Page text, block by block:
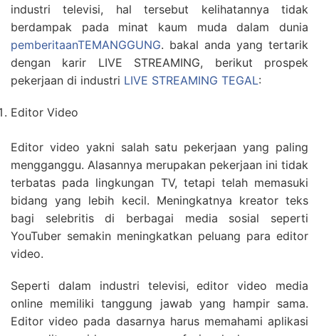
industri televisi, hal tersebut kelihatannya tidak
berdampak pada minat kaum muda dalam dunia
pemberitaanTEMANGGUNG. bakal anda yang tertarik
dengan karir LIVE STREAMING, berikut prospek
pekerjaan di industri LIVE STREAMING TEGAL:
Editor Video
Editor video yakni salah satu pekerjaan yang paling
mengganggu. Alasannya merupakan pekerjaan ini tidak
terbatas pada lingkungan TV, tetapi telah memasuki
bidang yang lebih kecil. Meningkatnya kreator teks
bagi selebritis di berbagai media sosial seperti
YouTuber semakin meningkatkan peluang para editor
video.
Seperti dalam industri televisi, editor video media
online memiliki tanggung jawab yang hampir sama.
Editor video pada dasarnya harus memahami aplikasi